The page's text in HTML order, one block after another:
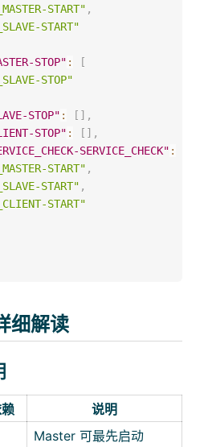
START" ,
START"
STOP" :
[
STOP"
STOP" : [ ] ,
STOP" : [ ] ,
SERVICE_CHECK" :
START" ,
START" ,
START"
细解读
说明
Master 可最先启动